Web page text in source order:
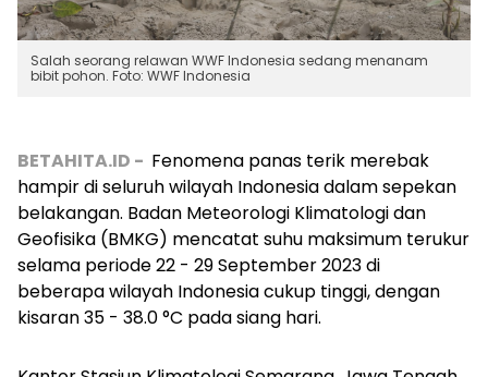
Salah seorang relawan WWF Indonesia sedang menanam
bibit pohon. Foto: WWF Indonesia
BETAHITA.ID - Fenomena panas terik merebak
hampir di seluruh wilayah Indonesia dalam sepekan
belakangan. Badan Meteorologi Klimatologi dan
Geofisika (BMKG) mencatat suhu maksimum terukur
selama periode 22 - 29 September 2023 di
beberapa wilayah Indonesia cukup tinggi, dengan
kisaran 35 - 38.0 °C pada siang hari.